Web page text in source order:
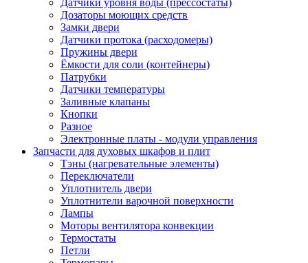
Дозаторы моющих средств
Замки двери
Датчики протока (расходомеры)
Пружины двери
Ёмкости для соли (контейнеры)
Патрубки
Датчики температуры
Заливные клапаны
Кнопки
Разное
Электронные платы - модули управления
Запчасти для духовых шкафов и плит
Тэны (нагревательные элементы)
Переключатели
Уплотнитель двери
Уплотнители варочной поверхности
Лампы
Моторы вентилятора конвекции
Термостаты
Петли